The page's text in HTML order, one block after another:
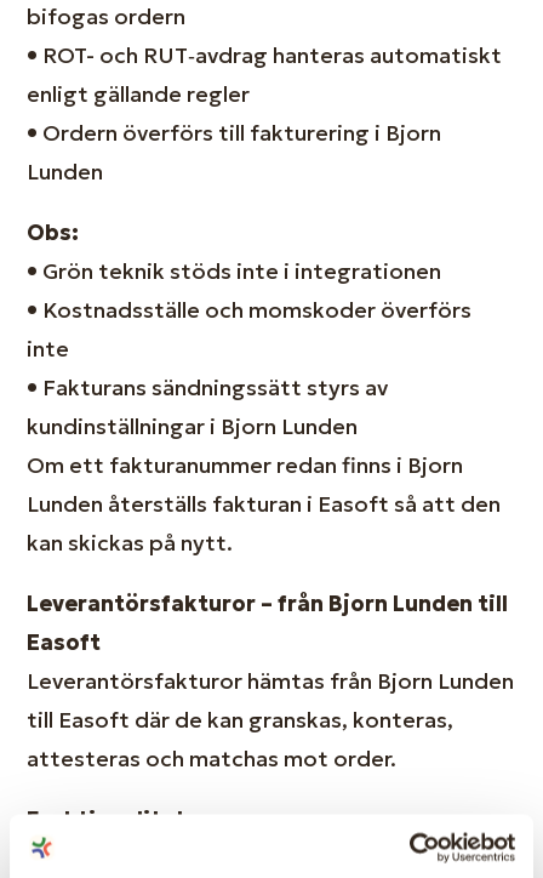
bifogas ordern
• ROT- och RUT‑avdrag hanteras automatiskt
enligt gällande regler
• Ordern överförs till fakturering i Bjorn
Lunden
Obs:
• Grön teknik stöds inte i integrationen
• Kostnadsställe och momskoder överförs
inte
• Fakturans sändningssätt styrs av
kundinställningar i Bjorn Lunden
Om ett fakturanummer redan finns i Bjorn
Lunden återställs fakturan i Easoft så att den
kan skickas på nytt.
Leverantörsfakturor – från Bjorn Lunden till
Easoft
Leverantörsfakturor hämtas från Bjorn Lunden
till Easoft där de kan granskas, konteras,
attesteras och matchas mot order.
Funktionalitet:
•Leverantörsfakturor importeras